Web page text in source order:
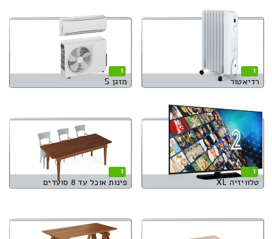
1
רדיאטור
1
מזגן S
1
טלוויזיה XL
1
פינות אוכל עד 8 סועדים